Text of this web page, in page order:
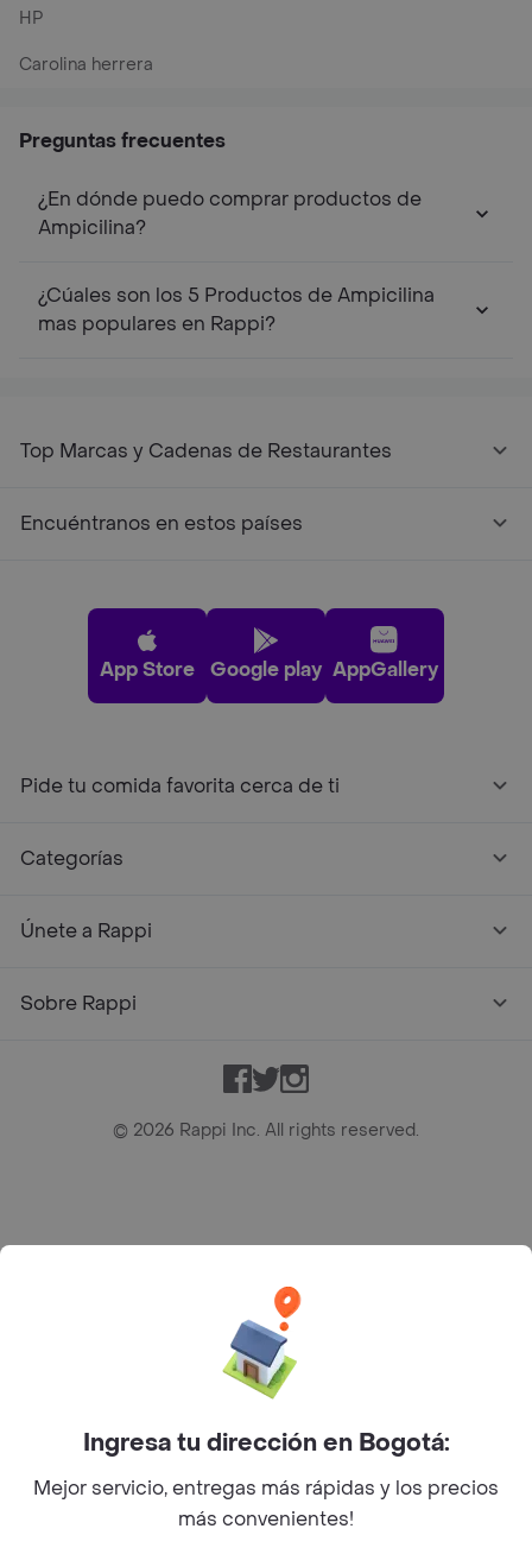
HP
Carolina herrera
Preguntas frecuentes
¿En dónde puedo comprar productos de
Ampicilina?
¿Cúales son los 5 Productos de Ampicilina
mas populares en Rappi?
Top Marcas y Cadenas de Restaurantes
Encuéntranos en estos países
App Store Google play AppGallery
Pide tu comida favorita cerca de ti
Categorías
Únete a Rappi
Sobre Rappi
Facebook
TwitterInstagram
© 2026 Rappi Inc. All rights reserved.
Bogotá D.C. --- notificacionesrappi@rappi.com
Ingresa tu dirección en Bogotá:
Mejor servicio, entregas más rápidas y los precios
más convenientes!